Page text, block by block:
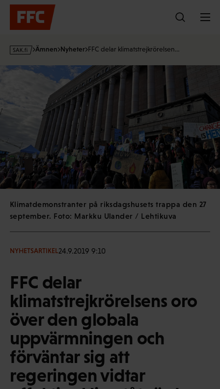
Hoppa
innehållet
s
k
Ämnen Nyheter FFC delar klimatstrejkrörelsen…
Klimatdemonstranter på riksdagshusets trappa den 27
september. Foto: Markku Ulander / Lehtikuva
NYHETSARTIKEL24.9.2019 9:10
FFC delar
klimatstrejkrörelsens oro
över den globala
uppvärmningen och
förväntar sig att
regeringen vidtar